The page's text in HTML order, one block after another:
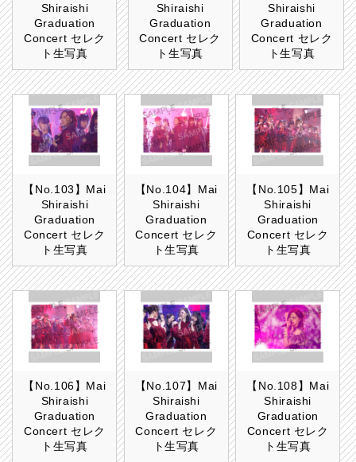
Shiraishi
Graduation
Concert セレク
ト生写真
Shiraishi
Graduation
Concert セレク
ト生写真
Shiraishi
Graduation
Concert セレク
ト生写真
【No.103】Mai
Shiraishi
Graduation
Concert セレク
ト生写真
【No.104】Mai
Shiraishi
Graduation
Concert セレク
ト生写真
【No.105】Mai
Shiraishi
Graduation
Concert セレク
ト生写真
【No.106】Mai
Shiraishi
Graduation
Concert セレク
ト生写真
【No.107】Mai
Shiraishi
Graduation
Concert セレク
ト生写真
【No.108】Mai
Shiraishi
Graduation
Concert セレク
ト生写真